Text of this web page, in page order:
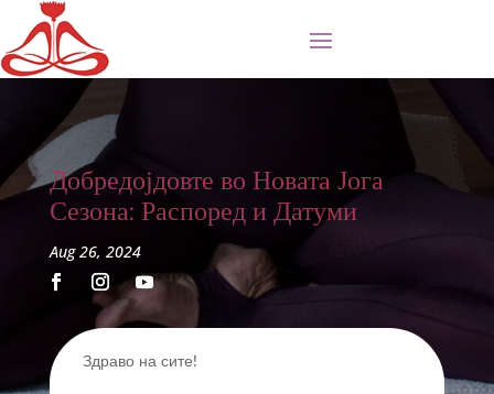
Добредојдовте во Новата Јога
Сезона: Распоред и Датуми
Aug 26, 2024
Здраво на сите!